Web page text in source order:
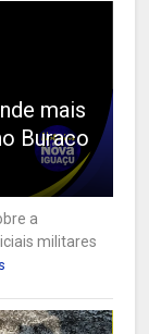
mais
Buraco
a
militares